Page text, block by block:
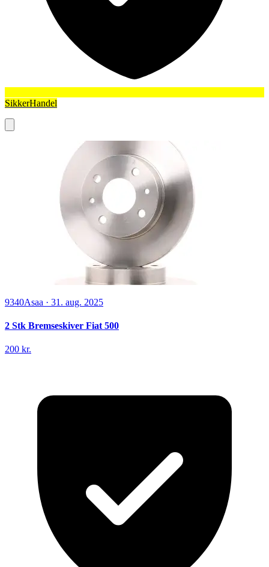
SikkerHandel
9340Asaa · 31. aug. 2025
2 Stk Bremseskiver Fiat 500
200 kr.